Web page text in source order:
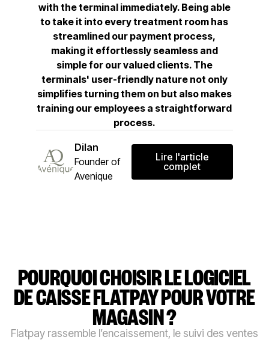
with the terminal immediately. Being able
to take it into every treatment room has
streamlined our payment process,
making it effortlessly seamless and
simple for our valued clients. The
terminals' user-friendly nature not only
simplifies turning them on but also makes
training our employees a straightforward
process.
Dilan
Founder of
Avenique
Lire l'article
Lire l'article
complet
POURQUOI CHOISIR LE LOGICIEL
DE CAISSE FLATPAY POUR VOTRE
MAGASIN ?
Flatpay rassemble l’encaissement, le suivi des ventes